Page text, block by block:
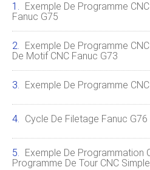
Exemple De Programme
Fanuc G75
Exemple De Programme
De Motif CNC Fanuc G73
Exemple De Programme
Cycle De Filetage Fanuc
Exemple De Programmation
Programme De Tour CNC Simple